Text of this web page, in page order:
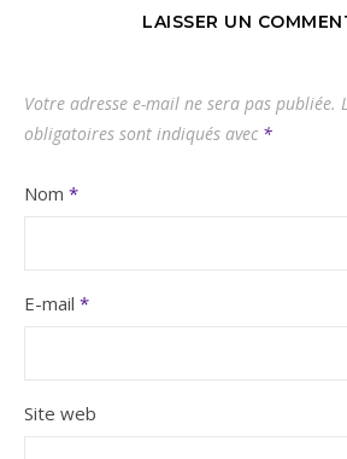
LAISSER UN
Votre adresse e-mail ne sera pas publiée.
obligatoires sont indiqués avec *
Nom *
E-mail *
Site web